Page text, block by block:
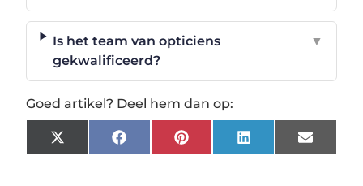
Is het team van opticiens
gekwalificeerd?
▼
Goed artikel? Deel hem dan op:
X
(Twitter)
FacebookPinterestLinkedInEmail